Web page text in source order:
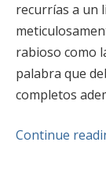
recurrías a un
rabioso como
palabra que
completos
Continue